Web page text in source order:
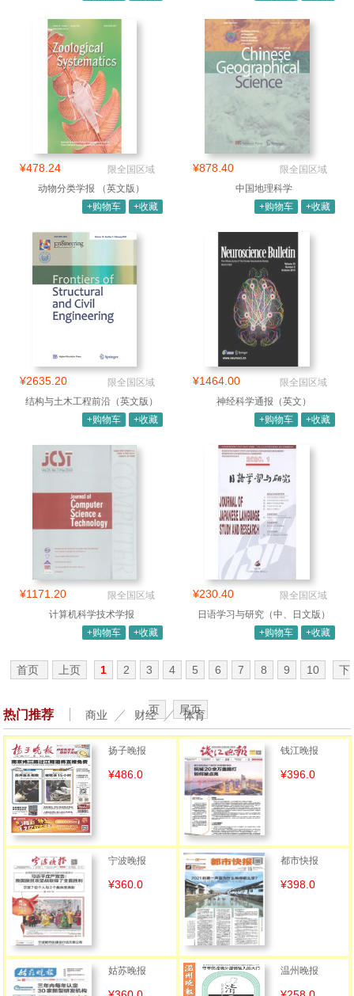
¥478.24
限全国区域
动物分类学报 （英文版）
+购物车
+收藏
¥878.40
限全国区域
中国地理科学
+购物车
+收藏
¥2635.20
限全国区域
结构与土木工程前沿（英文版）
+购物车
+收藏
¥1464.00
限全国区域
神经科学通报（英文）
+购物车
+收藏
¥1171.20
限全国区域
计算机科学技术学报
+购物车
+收藏
¥230.40
限全国区域
日语学习与研究（中、日文版）
+购物车
+收藏
首页 上页 1 2 3 4 5 6 7 8 9 10 下
页 尾页
热门推荐 商业 财经 体育
扬子晚报
¥486.0
钱江晚报
¥396.0
宁波晚报
¥360.0
都市快报
¥398.0
姑苏晚报 温州晚报